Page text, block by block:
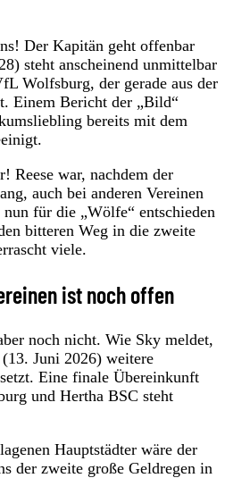
Der Kapitän geht offenbar
steht anscheinend unmittelbar
Wolfsburg, der gerade aus der
Einem Bericht der „Bild“
bereits mit dem
Reese war, nachdem der
auch bei anderen Vereinen
für die „Wölfe“ entschieden
bitteren Weg in die zweite
viele.
ist noch offen
noch nicht. Wie Sky meldet,
Juni 2026) weitere
Eine finale Übereinkunft
und Hertha BSC steht
Hauptstädter wäre der
der zweite große Geldregen in